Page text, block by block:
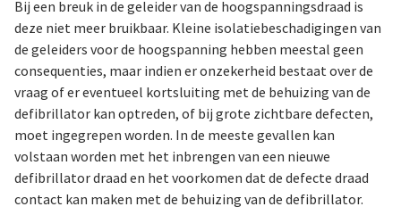
Bij een breuk in de geleider van de hoogspanningsdraad is
deze niet meer bruikbaar. Kleine isolatiebeschadigingen van
de geleiders voor de hoogspanning hebben meestal geen
consequenties, maar indien er onzekerheid bestaat over de
vraag of er eventueel kortsluiting met de behuizing van de
defibrillator kan optreden, of bij grote zichtbare defecten,
moet ingegrepen worden. In de meeste gevallen kan
volstaan worden met het inbrengen van een nieuwe
defibrillator draad en het voorkomen dat de defecte draad
contact kan maken met de behuizing van de defibrillator.